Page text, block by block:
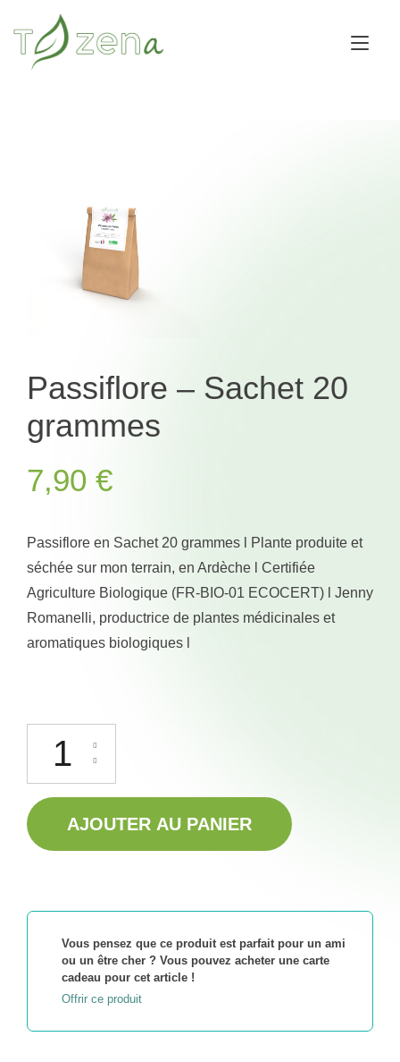
content
Passiflore – Sachet 20
grammes
7,90 €
Passiflore en Sachet 20 grammes l Plante produite et
séchée sur mon terrain, en Ardèche l Certifiée
Agriculture Biologique (FR-BIO-01 ECOCERT) l Jenny
Romanelli, productrice de plantes médicinales et
aromatiques biologiques l
AJOUTER AU PANIER
Vous pensez que ce produit est parfait pour un ami
ou un être cher ? Vous pouvez acheter une carte
cadeau pour cet article !
Offrir ce produit